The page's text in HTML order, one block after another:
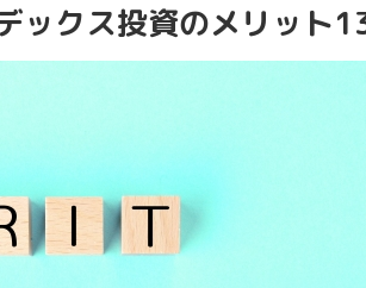
ックス投資のメリット